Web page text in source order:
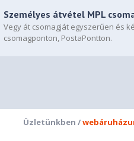
Személyes átvétel MPL
Vegy át csomagját egyszerűen és
csomagponton, PostaPontton.
Üzletünkben /